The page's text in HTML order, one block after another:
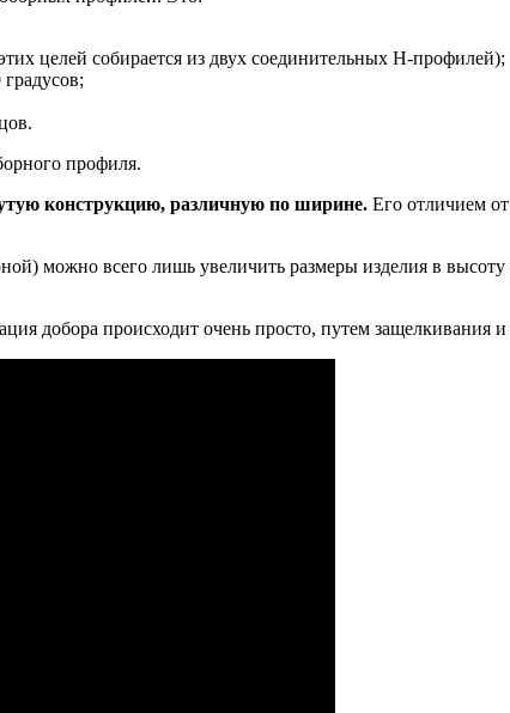
целей собирается из двух соединительных Н-профилей);
профиля.
конструкцию, различную по ширине. Его отличием от
можно всего лишь увеличить размеры изделия в
добора происходит очень просто, путем защелкивания и